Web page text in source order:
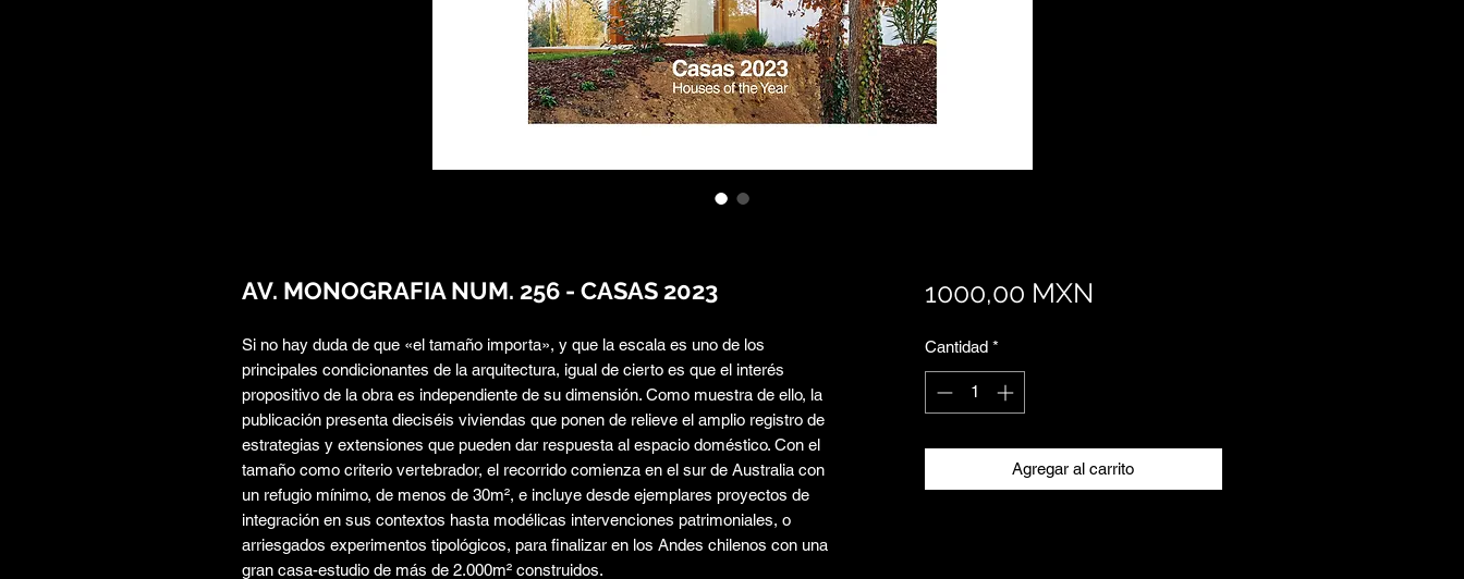
AV. MONOGRAFIA NUM. 256 - CASAS 2023
Si no hay duda de que «el tamaño importa», y que la escala es uno de los
principales condicionantes de la arquitectura, igual de cierto es que el interés
propositivo de la obra es independiente de su dimensión. Como muestra de ello, la
publicación presenta dieciséis viviendas que ponen de relieve el amplio registro de
estrategias y extensiones que pueden dar respuesta al espacio doméstico. Con el
tamaño como criterio vertebrador, el recorrido comienza en el sur de Australia con
un refugio mínimo, de menos de 30m², e incluye desde ejemplares proyectos de
integración en sus contextos hasta modélicas intervenciones patrimoniales, o
arriesgados experimentos tipológicos, para finalizar en los Andes chilenos con una
gran casa-estudio de más de 2.000m² construidos.
1000,00 MXN
Cantidad *
Agregar al carrito